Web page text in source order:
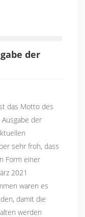
der
das Motto des
der
sehr froh, dass
Form einer
2021
waren es
damit die
werden